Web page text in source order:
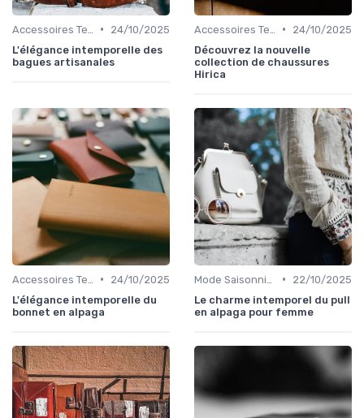
•
24/10/2025
L'élégance intemporelle des
bagues artisanales
•
24/10/2025
Découvrez la nouvelle
collection de chaussures
Hirica
•
24/10/2025
L'élégance intemporelle du
bonnet en alpaga
•
22/10/2025
Le charme intemporel du pull
en alpaga pour femme